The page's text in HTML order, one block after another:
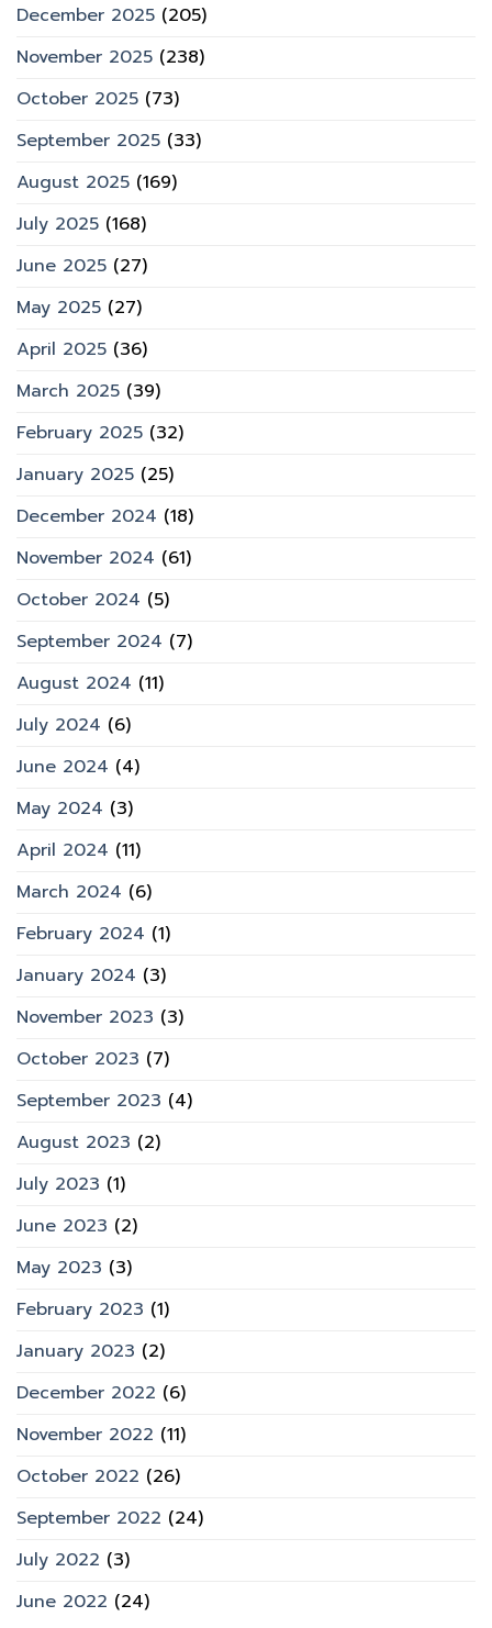
December 2025 (205)
November 2025 (238)
October 2025 (73)
September 2025 (33)
August 2025 (169)
July 2025 (168)
June 2025 (27)
May 2025 (27)
April 2025 (36)
March 2025 (39)
February 2025 (32)
January 2025 (25)
December 2024 (18)
November 2024 (61)
October 2024 (5)
September 2024 (7)
August 2024 (11)
July 2024 (6)
June 2024 (4)
May 2024 (3)
April 2024 (11)
March 2024 (6)
February 2024 (1)
January 2024 (3)
November 2023 (3)
October 2023 (7)
September 2023 (4)
August 2023 (2)
July 2023 (1)
June 2023 (2)
May 2023 (3)
February 2023 (1)
January 2023 (2)
December 2022 (6)
November 2022 (11)
October 2022 (26)
September 2022 (24)
July 2022 (3)
June 2022 (24)